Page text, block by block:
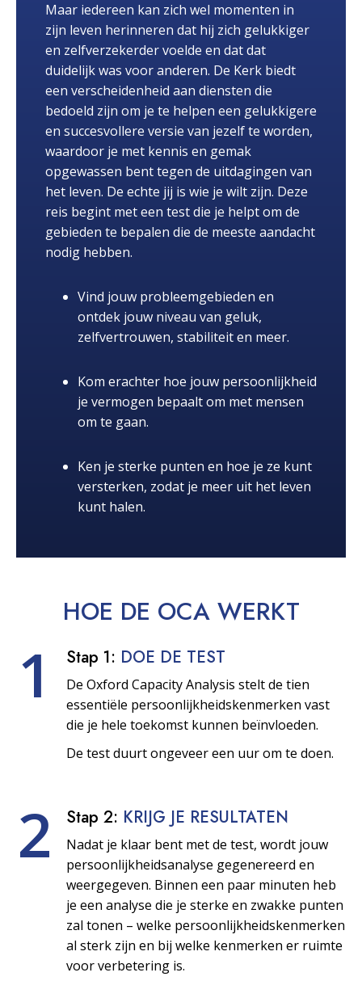
Maar iedereen kan zich wel momenten in
zijn leven herinneren dat hij zich gelukkiger
en zelfverzekerder voelde en dat dat
duidelijk was voor anderen. De Kerk biedt
een verscheidenheid aan diensten die
bedoeld zijn om je te helpen een gelukkigere
en succesvollere versie van jezelf te worden,
waardoor je met kennis en gemak
opgewassen bent tegen de uitdagingen van
het leven. De echte jij is wie je wilt zijn. Deze
reis begint met een test die je helpt om de
gebieden te bepalen die de meeste aandacht
nodig hebben.
Vind jouw probleemgebieden en
ontdek jouw niveau van geluk,
zelfvertrouwen, stabiliteit en meer.
Kom erachter hoe jouw persoonlijkheid
je vermogen bepaalt om met mensen
om te gaan.
Ken je sterke punten en hoe je ze kunt
versterken, zodat je meer uit het leven
kunt halen.
HOE DE OCA WERKT
1 Stap 1: DOE DE TEST
De Oxford Capacity Analysis stelt de tien
essentiële persoonlijkheids­kenmerken vast
die je hele toekomst kunnen beïnvloeden.
De test duurt ongeveer een uur om te doen.
2 Stap 2: KRIJG JE RESULTATEN
Nadat je klaar bent met de test, wordt jouw
persoonlijkheids­analyse gegenereerd en
weergegeven. Binnen een paar minuten heb
je een analyse die je sterke en zwakke punten
zal tonen – welke persoonlijkheids­kenmerken
al sterk zijn en bij welke kenmerken er ruimte
voor verbetering is.